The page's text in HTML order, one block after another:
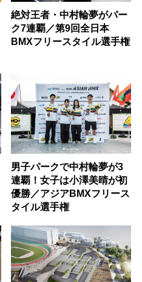
絶対王者・中村輪夢がパー
ク7連覇／第9回全日本
BMXフリースタイル選手権
男子パークで中村輪夢が3
連覇！女子は小澤美晴が初
優勝／アジアBMXフリース
タイル選手権